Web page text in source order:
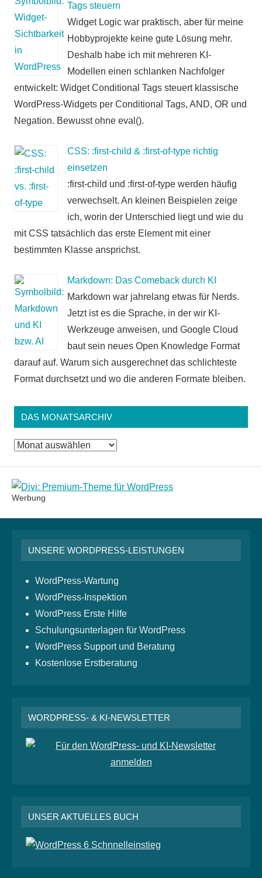
Tags steuern
Widget Logic war praktisch, aber für meine
Hobbyprojekte keine gute Lösung mehr.
Deshalb habe ich mit mehreren KI-
Modellen einen schlanken Nachfolger
entwickelt: Widget Conditional Tags steuert klassische
WordPress-Widgets per Conditional Tags, AND, OR und
Negation. Bewusst ohne eval().
CSS: :first-child & :first-of-type richtig
einsetzen
:first-child und :first-of-type werden häufig
verwechselt. An kleinen Beispielen zeige
ich, worin der Unterschied liegt und wie du
mit CSS tatsächlich das erste Element mit einer
bestimmten Klasse ansprichst.
Markdown: Das Comeback durch KI
Markdown war jahrelang etwas für Nerds.
Jetzt ist es die Sprache, in der wir KI-
Werkzeuge anweisen, und Google Cloud
baut sein neues Open Knowledge Format
darauf auf. Warum sich ausgerechnet das schlichteste
Format durchsetzt und wo die anderen Formate bleiben.
DAS MONATSARCHIV
Das
Werbung
UNSERE WORDPRESS-LEISTUNGEN
WordPress-Wartung
WordPress-Inspektion
WordPress Erste Hilfe
Schulungsunterlagen für WordPress
WordPress Support und Beratung
Kostenlose Erstberatung
WORDPRESS- & KI-NEWSLETTER
UNSER AKTUELLES BUCH